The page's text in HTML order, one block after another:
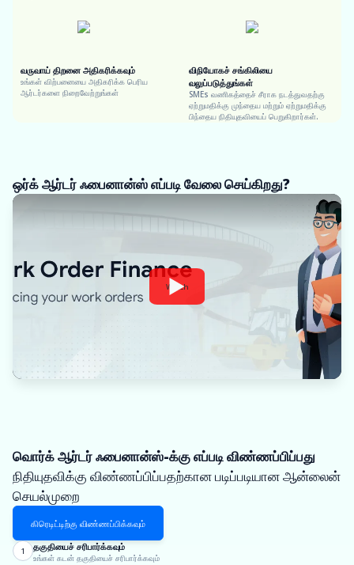
வருவாய் திறனை அதிகரிக்கவும்
உங்கள் விற்பனையை அதிகரிக்க பெரிய
ஆர்டர்களை நிறைவேற்றுங்கள்
விநியோகச் சங்கிலியை
வலுப்படுத்துங்கள்
SMEs வணிகத்தைச் சீராக நடத்துவதற்கு
ஏற்றுமதிக்கு முந்தைய மற்றும் ஏற்றுமதிக்கு
பிந்தைய நிதியுதவியைப் பெறுகிறார்கள்.
ஒர்க் ஆர்டர் ஃபைனான்ஸ் எப்படி வேலை செய்கிறது?
Watch
வொர்க் ஆர்டர் ஃபைனான்ஸ்-க்கு எப்படி விண்ணப்பிப்பது
நிதியுதவிக்கு விண்ணப்பிப்பதற்கான படிப்படியான ஆன்லைன்
செயல்முறை
கிரெடிட்டிற்கு விண்ணப்பிக்கவும்
1 தகுதியைச் சரிபார்க்கவும்
உங்கள் கடன் தகுதியைச் சரிபார்க்கவும்